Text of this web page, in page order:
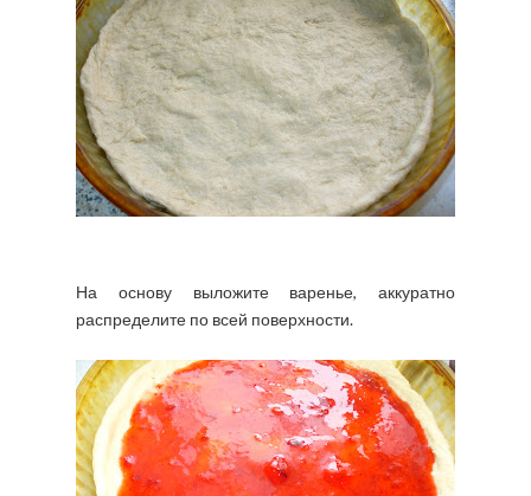
На основу выложите варенье, аккуратно
распределите по всей поверхности.